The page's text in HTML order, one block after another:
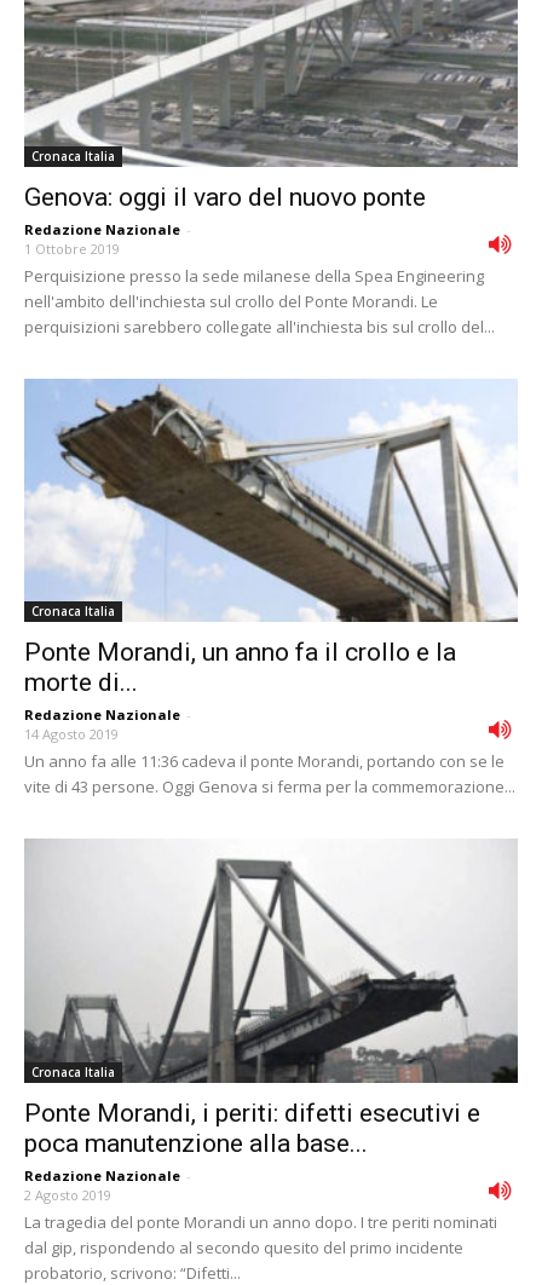
Cronaca Italia
Genova: oggi il varo del nuovo ponte
Redazione Nazionale -
1 Ottobre 2019
Perquisizione presso la sede milanese della Spea Engineering
nell'ambito dell'inchiesta sul crollo del Ponte Morandi. Le
perquisizioni sarebbero collegate all'inchiesta bis sul crollo del...
Cronaca Italia
Ponte Morandi, un anno fa il crollo e la
morte di...
Redazione Nazionale -
14 Agosto 2019
Un anno fa alle 11:36 cadeva il ponte Morandi, portando con se le
vite di 43 persone. Oggi Genova si ferma per la commemorazione...
Cronaca Italia
Ponte Morandi, i periti: difetti esecutivi e
poca manutenzione alla base...
Redazione Nazionale -
2 Agosto 2019
La tragedia del ponte Morandi un anno dopo. I tre periti nominati
dal gip, rispondendo al secondo quesito del primo incidente
probatorio, scrivono: “Difetti...